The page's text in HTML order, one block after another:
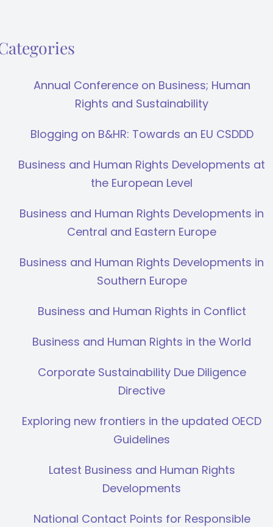
Annual Conference on Business; Human
Rights and Sustainability
Blogging on B&HR: Towards an EU CSDDD
Business and Human Rights Developments at
the European Level
Business and Human Rights Developments in
Central and Eastern Europe
Business and Human Rights Developments in
Southern Europe
Business and Human Rights in Conflict
Business and Human Rights in the World
Corporate Sustainability Due Diligence
Directive
Exploring new frontiers in the updated OECD
Guidelines
Latest Business and Human Rights
Developments
National Contact Points for Responsible